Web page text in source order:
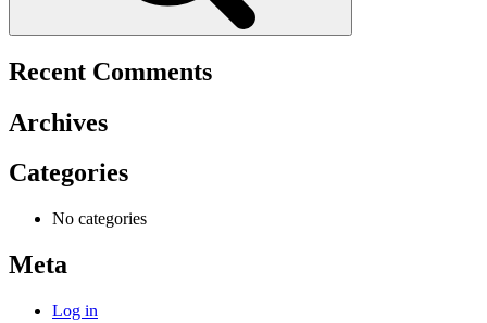
Recent Comments
Archives
Categories
No categories
Meta
Log in